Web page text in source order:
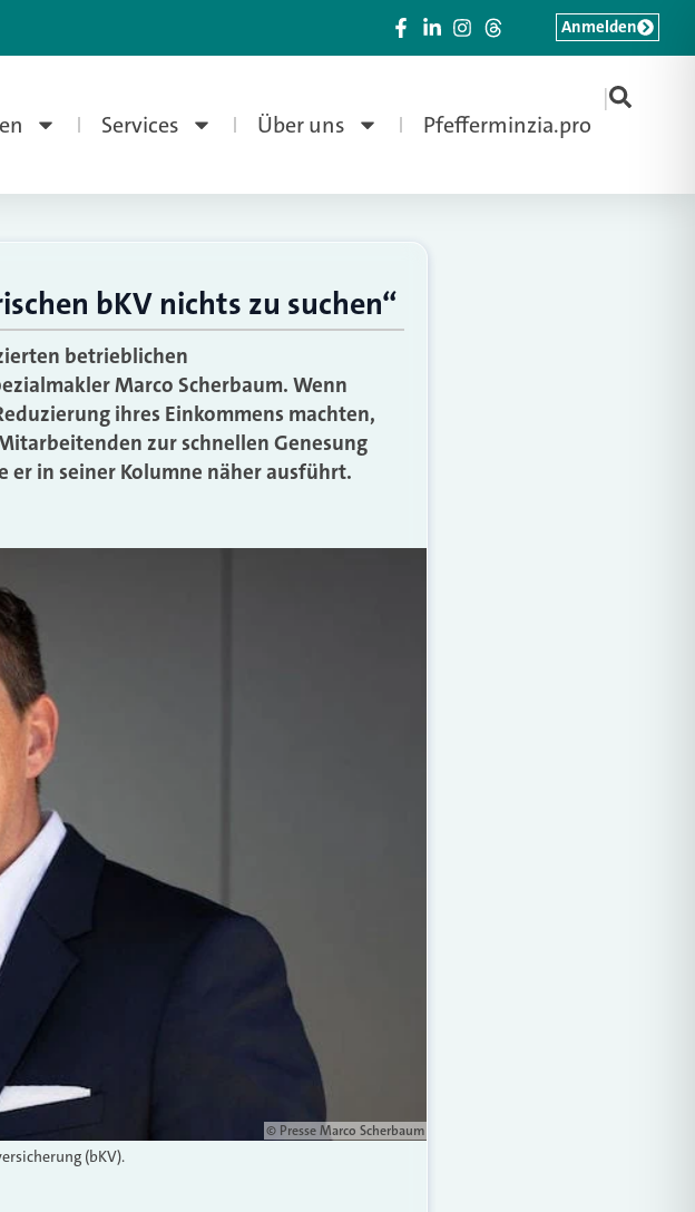
Services Über uns Pfefferminzia.pro
|
Anmelden
bKV nichts zu suchen“
betrieblichen
Marco Scherbaum. Wenn
ihres Einkommens machten,
zur schnellen Genesung
er in seiner Kolumne näher ausführt.
© Presse Marco Scherbaum
(bKV).